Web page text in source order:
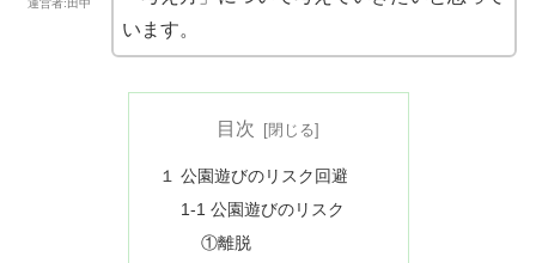
います。
目次
１ 公園遊びのリスク回避
1-1 公園遊びのリスク
①離脱